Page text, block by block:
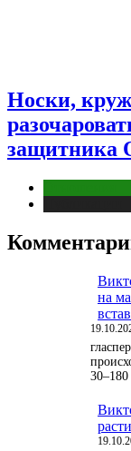
Носки,
защитника
на
30–180